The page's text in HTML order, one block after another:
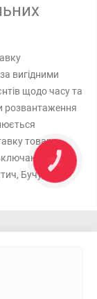
вигідними
щодо часу та
розвантаження
товару.
Бучу,
КНОПКА
ЗВ'ЯЗКУ